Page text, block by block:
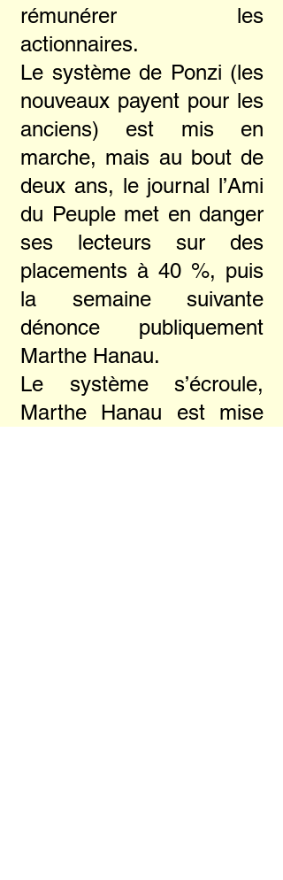
rémunérer les
actionnaires.
Le système de Ponzi (les
nouveaux payent pour les
anciens) est mis en
marche, mais au bout de
deux ans, le journal l’Ami
du Peuple met en danger
ses lecteurs sur des
placements à 40 %, puis
la semaine suivante
dénonce publiquement
Marthe Hanau.
Le système s’écroule,
Marthe Hanau est mise